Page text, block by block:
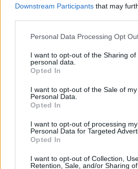
Downstream Participants that may
Personal Data Processing Opt
I want to opt-out of the Sharing of
personal data.
Opted In
I want to opt-out of the Sale of my
Personal Data.
Opted In
I want to opt-out of processing my
Personal Data for Targeted
Opted In
I want to opt-out of Collection,
Retention, Sale, and/or Sharing